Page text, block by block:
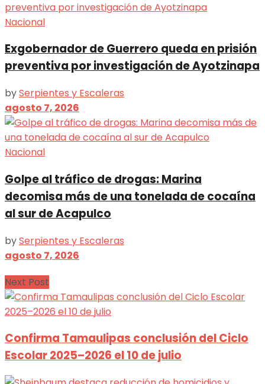
Nacional
Exgobernador de Guerrero queda en prisión
preventiva por investigación de Ayotzinapa
bySerpientes y Escaleras
agosto 7, 2026
Nacional
Golpe al tráfico de drogas: Marina
decomisa más de una tonelada de cocaína
al sur de Acapulco
bySerpientes y Escaleras
agosto 7, 2026
Next Post
Confirma Tamaulipas conclusión del Ciclo
Escolar 2025–2026 el 10 de julio